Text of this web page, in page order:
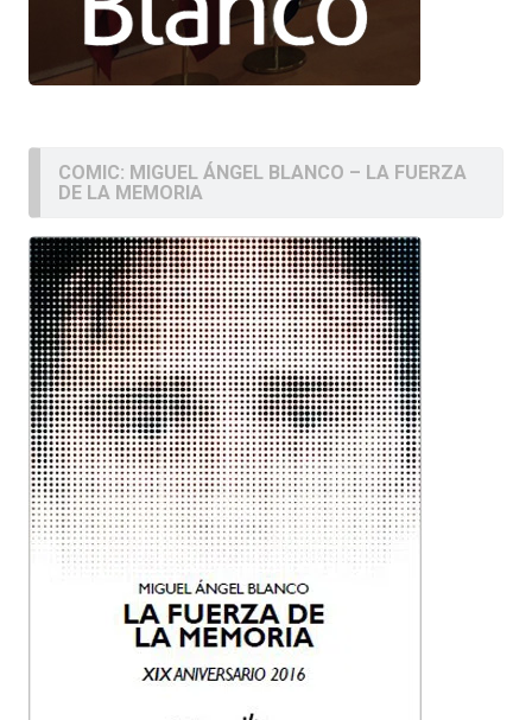
COMIC: MIGUEL ÁNGEL BLANCO – LA FUERZA
DE LA MEMORIA